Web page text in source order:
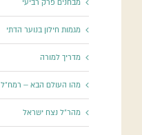
מבחנים פרק רביעי
מגמות חילון בנוער הדתי
מדריך למורה
מהו העולם הבא – רמח"ל
מהר"ל נצח ישראל